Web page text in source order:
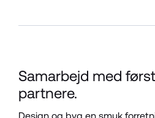
Samarbejd med
partnere.